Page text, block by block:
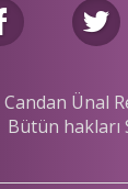
Ünal
Bütün hakları